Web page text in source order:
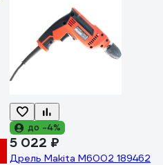
до -4%
5 022 ₽
Дрель Makita M6002 189462